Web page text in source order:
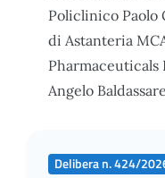
Policlinico Paolo
di Astanteria
Pharmaceuticals
Angelo
Delibera n. 424/